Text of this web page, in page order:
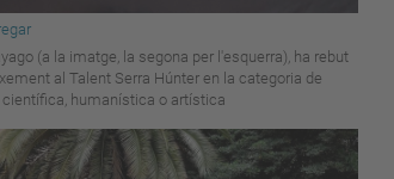
(a la imatge, la segona per l'esquerra), ha rebut
al Talent Serra Húnter en la categoria de
científica, humanística o artística